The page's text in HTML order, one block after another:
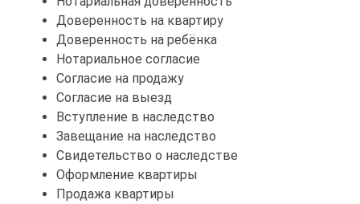
Доверенность на квартиру
Доверенность на ребёнка
Нотариальное согласие
Согласие на продажу
Согласие на выезд
Вступление в наследство
Завещание на наследство
Свидетельство о наследстве
Оформление квартиры
Продажа квартиры